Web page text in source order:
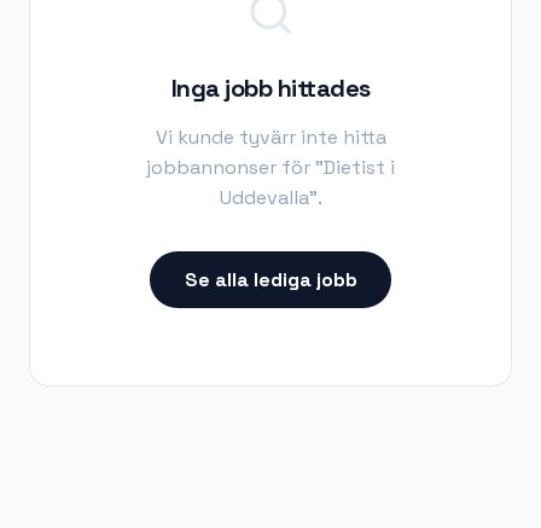
Inga jobb hittades
Vi kunde tyvärr inte hitta
jobbannonser för "Dietist i
Uddevalla".
Se alla lediga jobb